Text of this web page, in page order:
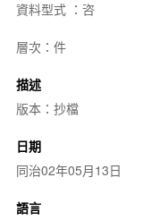
資料型式 ：咨
層次：件
描述
版本：抄檔
日期
同治02年05月13日
語言